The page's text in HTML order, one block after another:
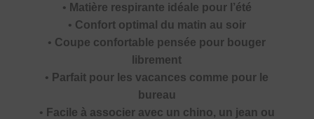
• Matière respirante idéale pour l’été
• Confort optimal du matin au soir
• Coupe confortable pensée pour bouger
librement
• Parfait pour les vacances comme pour le
bureau
• Facile à associer avec un chino, un jean ou